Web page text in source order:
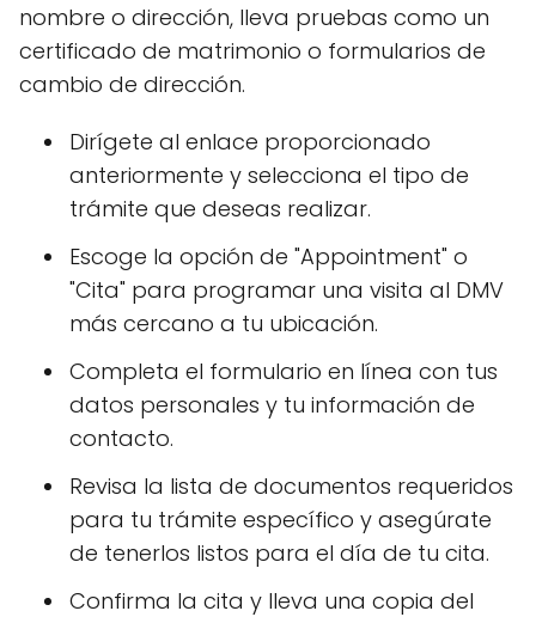
nombre o dirección, lleva pruebas como un
certificado de matrimonio o formularios de
cambio de dirección.
Dirígete al enlace proporcionado
anteriormente y selecciona el tipo de
trámite que deseas realizar.
Escoge la opción de "Appointment" o
"Cita" para programar una visita al DMV
más cercano a tu ubicación.
Completa el formulario en línea con tus
datos personales y tu información de
contacto.
Revisa la lista de documentos requeridos
para tu trámite específico y asegúrate
de tenerlos listos para el día de tu cita.
Confirma la cita y lleva una copia del